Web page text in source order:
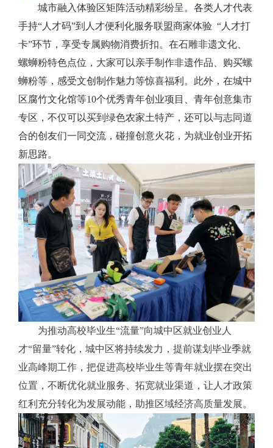
城市融入体验区矩阵活动精彩纷呈 。各类人才代表
手持“人才码”到人才便利化服务联盟商家体验 “ 人才打
卡”环节， 享受专属购物消费折扣。在石雕非遗文化、
螺蛳粉特色点位，大家可以亲手制作非遗作品、购买螺
蛳粉等，感受文创 制作魅力等惊喜福利。 此外，在城中
区腐竹文化馆等10个优秀青年创业项目
、青年创意集市
专区，不仅可以买到绿色农家土特产，还可以与志同道
合的创友们一同交流，碰撞创意火花，为就业创业开拓
新思路。
为推动高校毕业生“流量”向城中区就业创业人
才“留量”转化，城中区将持续发力，提前谋划 毕业季就
业高峰期工作，把促进高校毕业生等青年就业摆在突出
位置，不断优化就业服务、拓宽就业渠道，让人才政策
红利充分转化为发展动能，助推区域经济高质量发展。